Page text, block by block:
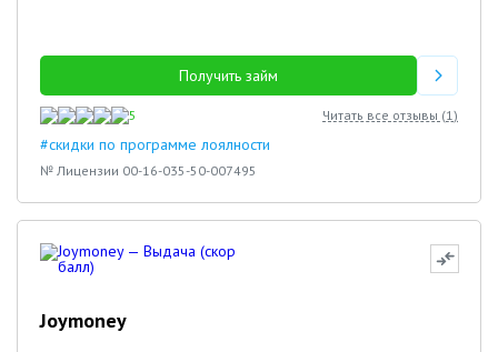
Получить займ
5 Читать все отзывы (1)
#скидки по программе лоялности
№ Лицензии 00-16-035-50-007495
Joymoney